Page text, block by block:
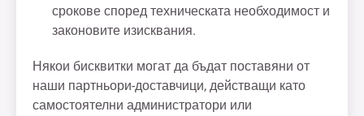
срокове според техническата необходимост и
законовите изисквания.
Някои бисквитки могат да бъдат поставяни от
наши партньори-доставчици, действащи като
самостоятелни администратори или